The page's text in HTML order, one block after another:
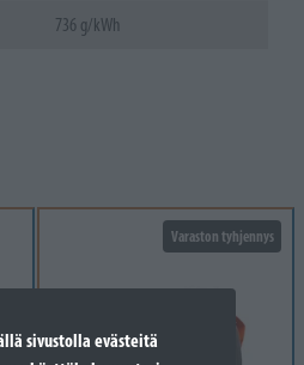
sivustolla evästeitä
736 g/kWh
Varaston tyhjennys